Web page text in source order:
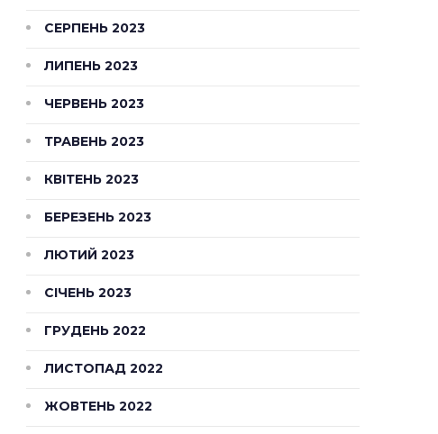
СЕРПЕНЬ 2023
ЛИПЕНЬ 2023
ЧЕРВЕНЬ 2023
ТРАВЕНЬ 2023
КВІТЕНЬ 2023
БЕРЕЗЕНЬ 2023
ЛЮТИЙ 2023
СІЧЕНЬ 2023
ГРУДЕНЬ 2022
ЛИСТОПАД 2022
ЖОВТЕНЬ 2022